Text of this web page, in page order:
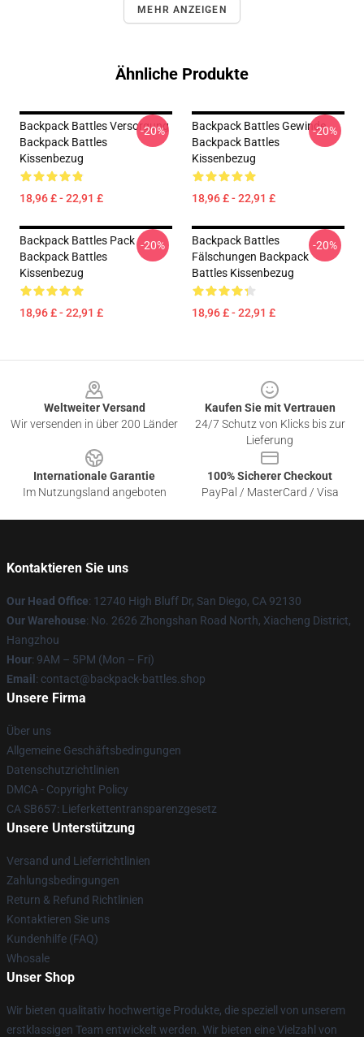
MEHR ANZEIGEN
Ähnliche Produkte
Backpack Battles Versorgung
Backpack Battles
Kissenbezug
18,96 £ - 22,91 £
-20%
Backpack Battles Gewinde
Backpack Battles
Kissenbezug
18,96 £ - 22,91 £
-20%
Backpack Battles Pack
Backpack Battles
Kissenbezug
18,96 £ - 22,91 £
-20%
Backpack Battles
Fälschungen Backpack
Battles Kissenbezug
18,96 £ - 22,91 £
-20%
Weltweiter Versand
Wir versenden in über 200 Länder
Kaufen Sie mit Vertrauen
24/7 Schutz von Klicks bis zur
Lieferung
Internationale Garantie
Im Nutzungsland angeboten
100% Sicherer Checkout
PayPal / MasterCard / Visa
Kontaktieren Sie uns
Our Head Office: 12740 High Bluff Dr, San Diego, CA 92130
Our Warehouse: No. 2626 Zhongshan Road North, Xiacheng District,
Hangzhou
Hour: 9AM – 5PM (Mon – Fri)
Email : contact@backpack-battles.shop
Unsere Firma
Über uns
Allgemeine Geschäftsbedingungen
Datenschutzrichtlinien
DMCA - Copyright Policy
CA SB657: Lieferkettentransparenzgesetz
Unsere Unterstützung
Versand und Lieferrichtlinien
Zahlungsbedingungen
Return & Refund Richtlinien
Kontaktieren Sie uns
Kundenhilfe (FAQ)
Whosale
Unser Shop
Wir bieten qualitativ hochwertige Produkte, die speziell von unserem
erstklassigen Team entwickelt werden. Wir bieten eine Vielzahl von